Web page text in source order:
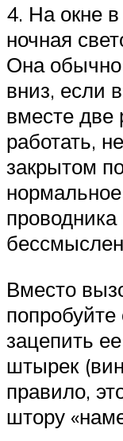
4. На окне в
ночная
Она обычно
вниз, если
вместе две
работать,
закрытом
проводника
Вместо
зацепить
штырек
правило,
штору